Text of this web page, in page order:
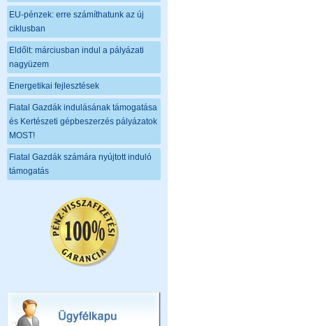
EU-pénzek: erre számíthatunk az új
ciklusban
Eldőlt: márciusban indul a pályázati
nagyüzem
Energetikai fejlesztések
Fiatal Gazdák indulásának támogatása
és Kertészeti gépbeszerzés pályázatok
MOST!
Fiatal Gazdák számára nyújtott induló
támogatás